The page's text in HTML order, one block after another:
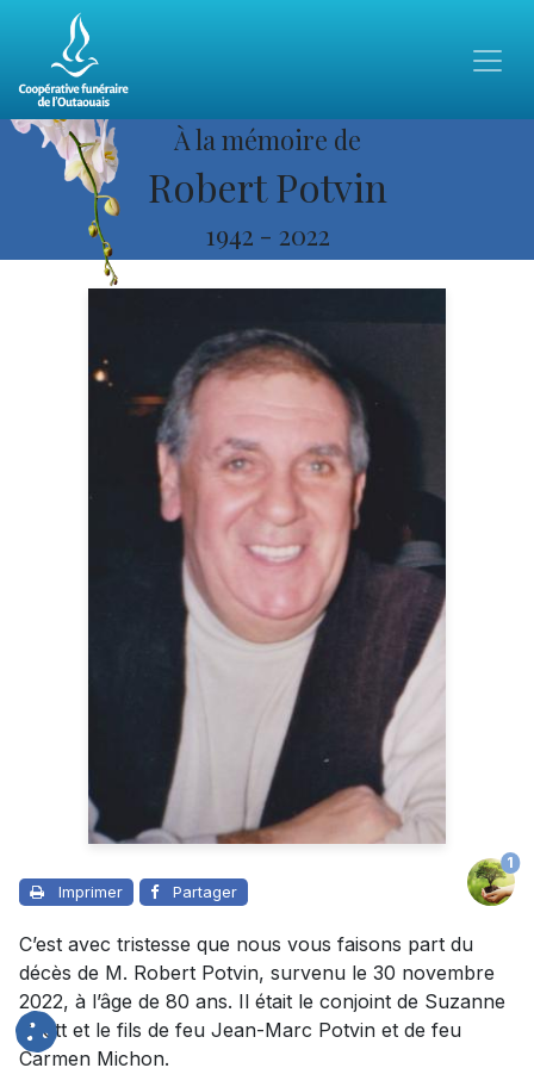
À la mémoire de
Robert Potvin
1942 - 2022
Imprimer Partager
1
C’est avec tristesse que nous vous faisons part du
décès de M. Robert Potvin, survenu le 30 novembre
2022, à l’âge de 80 ans. Il était le conjoint de Suzanne
Scott et le fils de feu Jean-Marc Potvin et de feu
Carmen Michon.